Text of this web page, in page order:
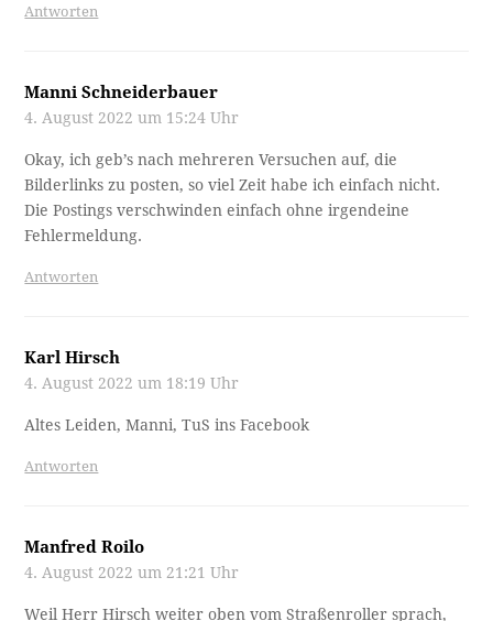
Antworten
Manni Schneiderbauer
4. August 2022 um 15:24 Uhr
Okay, ich geb’s nach mehreren Versuchen auf, die
Bilderlinks zu posten, so viel Zeit habe ich einfach nicht.
Die Postings verschwinden einfach ohne irgendeine
Fehlermeldung.
Antworten
Karl Hirsch
4. August 2022 um 18:19 Uhr
Altes Leiden, Manni, TuS ins Facebook
Antworten
Manfred Roilo
4. August 2022 um 21:21 Uhr
Weil Herr Hirsch weiter oben vom Straßenroller sprach,